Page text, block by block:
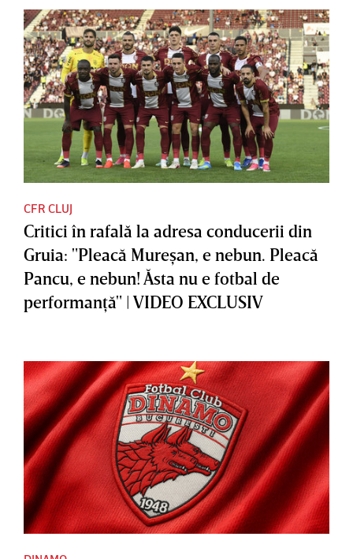
CFR CLUJ
Critici în rafală la adresa conducerii din
Gruia: "Pleacă Mureşan, e nebun. Pleacă
Pancu, e nebun! Ăsta nu e fotbal de
performanţă" | VIDEO EXCLUSIV